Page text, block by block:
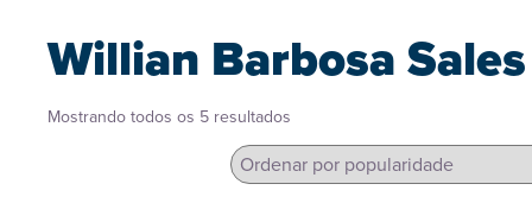
Willian Barbosa Sales
Mostrando todos os 5 resultados
popularidade